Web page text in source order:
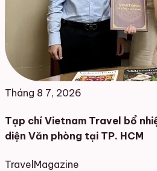
Tháng 8 7, 2026
Tạp chí Vietnam Travel bổ
diện Văn phòng tại TP. HCM
TravelMagazine